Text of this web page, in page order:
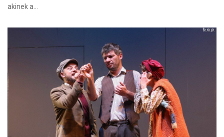
akinek a…